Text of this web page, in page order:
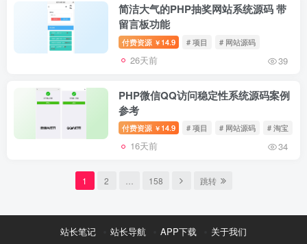
简洁大气的PHP抽奖网站系统源码 带
留言板功能
付费资源 ￥ 14.9 # 项目 # 网站源码
26天前 39
PHP微信QQ访问稳定性系统源码案例
参考
付费资源 ￥ 14.9 # 项目 # 网站源码 # 淘宝
16天前 34
1 2 … 158 跳转
站长笔记 站长导航 APP下载 关于我们